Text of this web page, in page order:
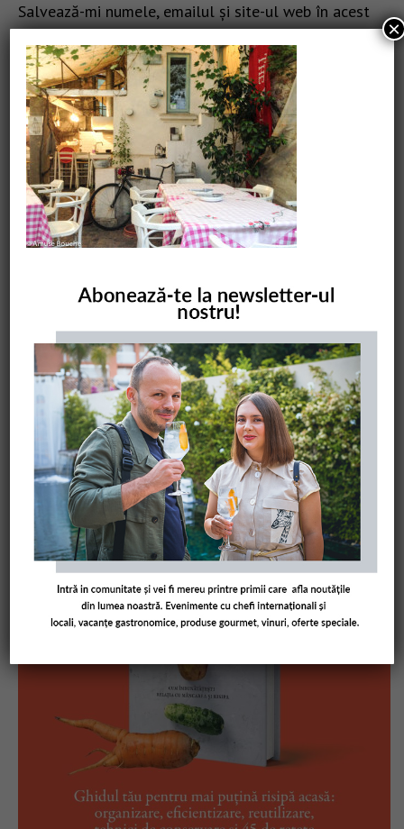
Salvează-mi numele, emailul și site-ul web în acest
CAUTARE
COMANDĂ CARTEA NOASTRĂ
×